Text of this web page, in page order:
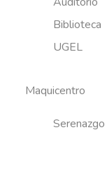
Biblioteca
UGEL
Maquicentro
Serenazgo